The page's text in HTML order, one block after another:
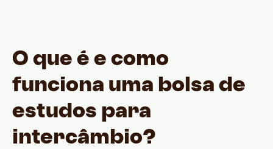
O que é e como
funciona uma bolsa de
estudos para
intercâmbio?